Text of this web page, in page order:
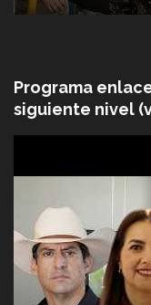
Programa
siguiente nivel